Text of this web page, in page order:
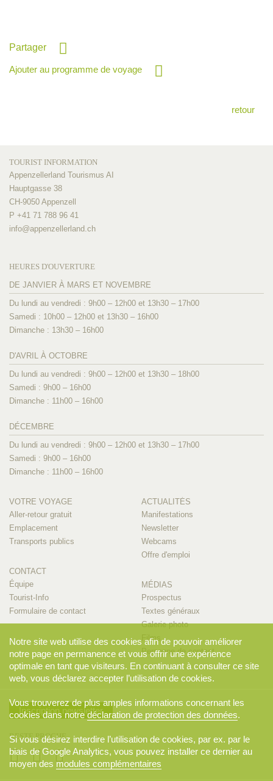
Partager
Ajouter au programme de voyage
retour
TOURIST INFORMATION
Appenzellerland Tourismus AI
Hauptgasse 38
CH-9050 Appenzell
P +41 71 788 96 41
info@appenzellerland.ch
HEURES D'OUVERTURE
DE JANVIER À MARS ET NOVEMBRE
Du lundi au vendredi : 9h00 – 12h00 et 13h30 – 17h00
Samedi : 10h00 – 12h00 et 13h30 – 16h00
Dimanche : 13h30 – 16h00
D'AVRIL À OCTOBRE
Du lundi au vendredi : 9h00 – 12h00 et 13h30 – 18h00
Samedi : 9h00 – 16h00
Dimanche : 11h00 – 16h00
DÉCEMBRE
Du lundi au vendredi : 9h00 – 12h00 et 13h30 – 17h00
Samedi : 9h00 – 16h00
Dimanche : 11h00 – 16h00
VOTRE VOYAGE
Aller-retour gratuit
Emplacement
Transports publics
CONTACT
Équipe
Tourist-Info
Formulaire de contact
ACTUALITÉS
Manifestations
Newsletter
Webcams
Offre d'emploi
MÉDIAS
Prospectus
Textes généraux
Galerie photo
Films
Personne de contact
Inscription newsletter
RESTE PROCHE
Notre site web utilise des cookies afin de pouvoir améliorer
notre page en permanence et vous offrir une expérience
optimale en tant que visiteurs. En continuant à consulter ce site
web, vous déclarez accepter l’utilisation de cookies.
Vous trouverez de plus amples informations concernant les
cookies dans notredéclaration de protection des données.
Si vous désirez interdire l’utilisation de cookies, par ex. par le
biais de Google Analytics, vous pouvez installer ce dernier au
moyen des modules complémentaires